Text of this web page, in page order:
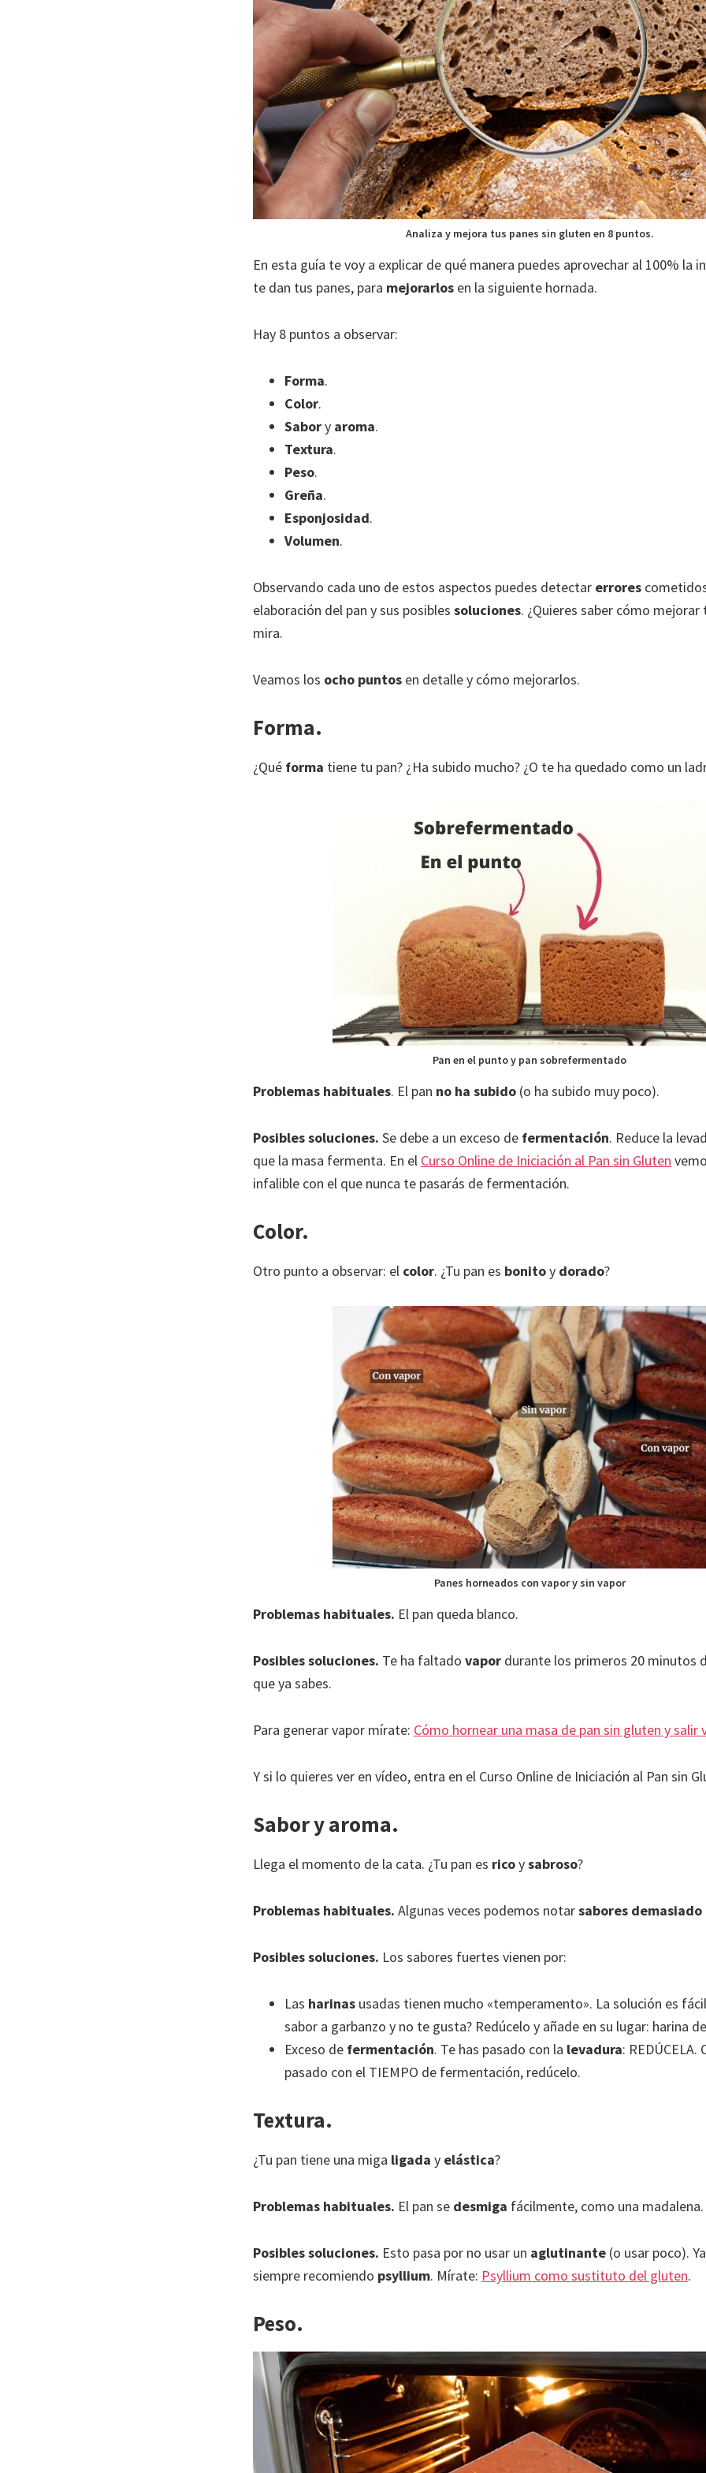
Analiza y mejora tus panes sin gluten en 8 puntos.
En esta guía te voy a explicar de qué manera puedes aprovechar al 100% la
te dan tus panes, para mejorarlos en la siguiente hornada.
Hay 8 puntos a observar:
Forma.
Color.
Sabory aroma.
Textura.
Peso.
Greña.
Esponjosidad.
Volumen.
Observando cada uno de estos aspectos puedes detectar errores
elaboración del pan y sus posibles soluciones. ¿Quieres saber cómo mejorar
mira.
Veamos los ocho puntos en detalle y cómo mejorarlos.
Forma.
¿Qué forma tiene tu pan? ¿Ha subido mucho? ¿O te ha quedado como un
Pan en el punto y pan sobrefermentado
Problemas habituales. El pan no ha subido (o ha subido muy poco).
Posibles soluciones. Se debe a un exceso de fermentación. Reduce la
que la masa fermenta. En el Curso Online de Iniciación al Pan sin Gluten
infalible con el que nunca te pasarás de fermentación.
Color.
Otro punto a observar: el color. ¿Tu pan es bonitoy dorado?
Panes horneados con vapor y sin vapor
Problemas habituales. El pan queda blanco.
Posibles soluciones. Te ha faltado vapor durante los primeros 20 minutos
que ya sabes.
Para generar vapor mírate: Cómo hornear una masa de pan sin gluten y salir
Y si lo quieres ver en vídeo, entra en el Curso Online de Iniciación al Pan sin
Sabor y aroma.
Llega el momento de la cata. ¿Tu pan es ricoysabroso?
Problemas habituales. Algunas veces podemos notarsabores
Posibles soluciones. Los sabores fuertes vienen por:
Las harinas usadas tienen mucho «temperamento». La solución es
sabor a garbanzo y no te gusta? Redúcelo y añade en su lugar: harina
Exceso de fermentación. Te has pasado con la levadura: REDÚCELA.
pasado con el TIEMPO de fermentación, redúcelo.
Textura.
¿Tu pan tiene una miga ligada y elástica?
Problemas habituales. El pan se desmiga fácilmente, como una madalena.
Posibles soluciones. Esto pasa por no usar un aglutinante (o usar poco).
siempre recomiendo psyllium. Mírate: Psyllium como sustituto del gluten.
Peso.